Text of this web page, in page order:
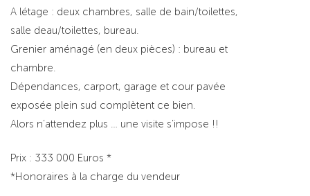
A létage : deux chambres, salle de bain/toilettes,
salle deau/toilettes, bureau.
Grenier aménagé (en deux pièces) : bureau et
chambre.
Dépendances, carport, garage et cour pavée
exposée plein sud complètent ce bien.
Alors n’attendez plus … une visite s’impose !!
Prix : 333 000 Euros *
*Honoraires à la charge du vendeur